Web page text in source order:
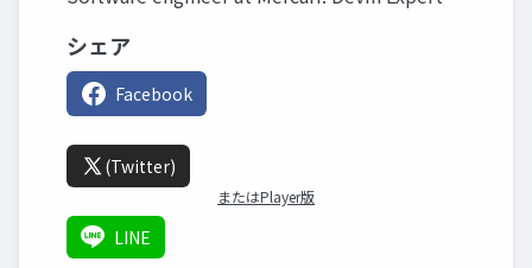
シェア
Facebook
(Twitter)
またはPlayer版
LINE